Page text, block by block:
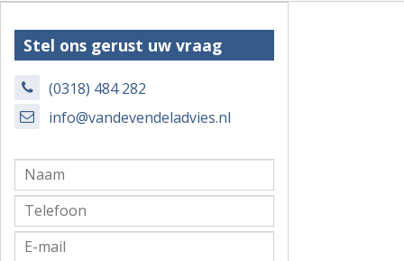
Stel ons gerust uw vraag
(0318) 484 282
info@vandevendeladvies.nl